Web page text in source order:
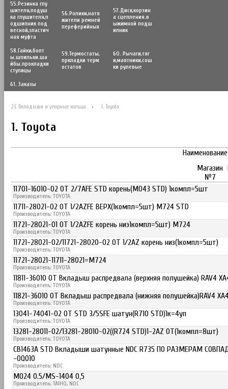
55.Резинка глу
шителя,подуш
ка глушителя,п
одшипник под
весной,эластич
ная муфта
56.Poлики,натя
жители ремней
переферийных
57.Диск,корзин
а сцепления.в
ыжимной подш
ипник
58.Гайки,болт
ы.шпильки.ша
йбы.прокладки
ступицы
59.Термостаты,
пркладки терм
остатов
60. Рычаги,тяг
и,маятники,сош
ки рулевые
61. Заказы
23. Вкладыши и упорные кольца 1. Toyota
1. Toyota
Наименование
Магазин
№7
11701-16010-02 OT 2/7AFE STD корень(M043 STD) 1компл=5шт
Производитель: TOYOTA
11711-28021-02 OT 1/2AZFE ВЕРХ(1компл=5шт) M724 STD
Производитель: TOYOTA
11721-28021-01 OT 1/2AZFE корень ниэ1компл=5шт) M724
Производитель: TOYOTA
11721-28021-02/11721-28020-02 OT 1/2AZ корень низ(1компл=5шт)
Производитель: TOYOTA
11721-28021-11711-28021=M724
Производитель: TOYOTA
11811-36010 OT Вкладыш распредвала (верхняя полушейка) RAV4
Производитель: TOYOTA
11821-36010 OT Вкладыш распредвала (нижняя полушейка)RAV4
Производитель: TOYOTA
13041-74041-02 OT STD 3/5SFE шатун(R710 STD)1к=4уп
Производитель: TOYOTA
13281-28011-02/13281-28010-02((R724 STD)1-2AZ OT(1компл=8шт)
Производитель: TOYOTA
CB1463A STD Вкладыши шатунные NDC R735 ПО РАЗМЕРАМ
-0Q010
Производитель: NDC
M024 0.5/MS-1404 0,5
Производитель: TAIHO, NDC